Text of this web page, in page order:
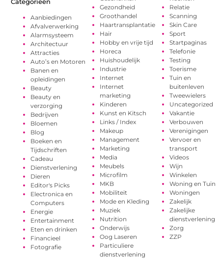
Categorieën
Aanbiedingen
Afvalverwerking
Alarmsysteem
Architectuur
Attracties
Auto’s en Motoren
Banen en
opleidingen
Beauty
Beauty en
verzorging
Bedrijven
Bloemen
Blog
Boeken en
Tijdschriften
Cadeau
Dienstverlening
Dieren
Editor's Picks
Electronica en
Computers
Energie
Entertainment
Eten en drinken
Financieel
Fotografie
Gezondheid
Groothandel
Haartransplantatie
Hair
Hobby en vrije tijd
Horeca
Huishoudelijk
Industrie
Internet
Internet
marketing
Kinderen
Kunst en Kitsch
Links / Index
Makeup
Management
Marketing
Media
Meubels
Microfilm
MKB
Mobiliteit
Mode en Kleding
Muziek
Nutrition
Onderwijs
Oog Laseren
Particuliere
dienstverlening
Relatie
Scanning
Skin Care
Sport
Startpaginas
Telefonie
Testing
Toerisme
Tuin en
buitenleven
Tweewielers
Uncategorized
Vakantie
Verbouwen
Verenigingen
Vervoer en
transport
Videos
Wijn
Winkelen
Woning en Tuin
Woningen
Zakelijk
Zakelijke
dienstverlening
Zorg
ZZP